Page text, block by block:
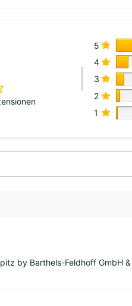
5
4
3
2
1
by Barthels-Feldhoff GmbH &